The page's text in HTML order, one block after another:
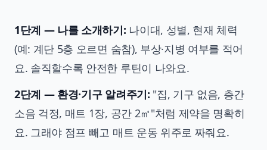
1단계 — 나를 소개하기: 나이대, 성별, 현재 체력
(예: 계단 5층 오르면 숨참), 부상·지병 여부를 적어
요. 솔직할수록 안전한 루틴이 나와요.
2단계 — 환경·기구 알려주기: "집, 기구 없음, 층간
소음 걱정, 매트 1장, 공간 2㎡"처럼 제약을 명확히
요. 그래야 점프 빼고 매트 운동 위주로 짜줘요.